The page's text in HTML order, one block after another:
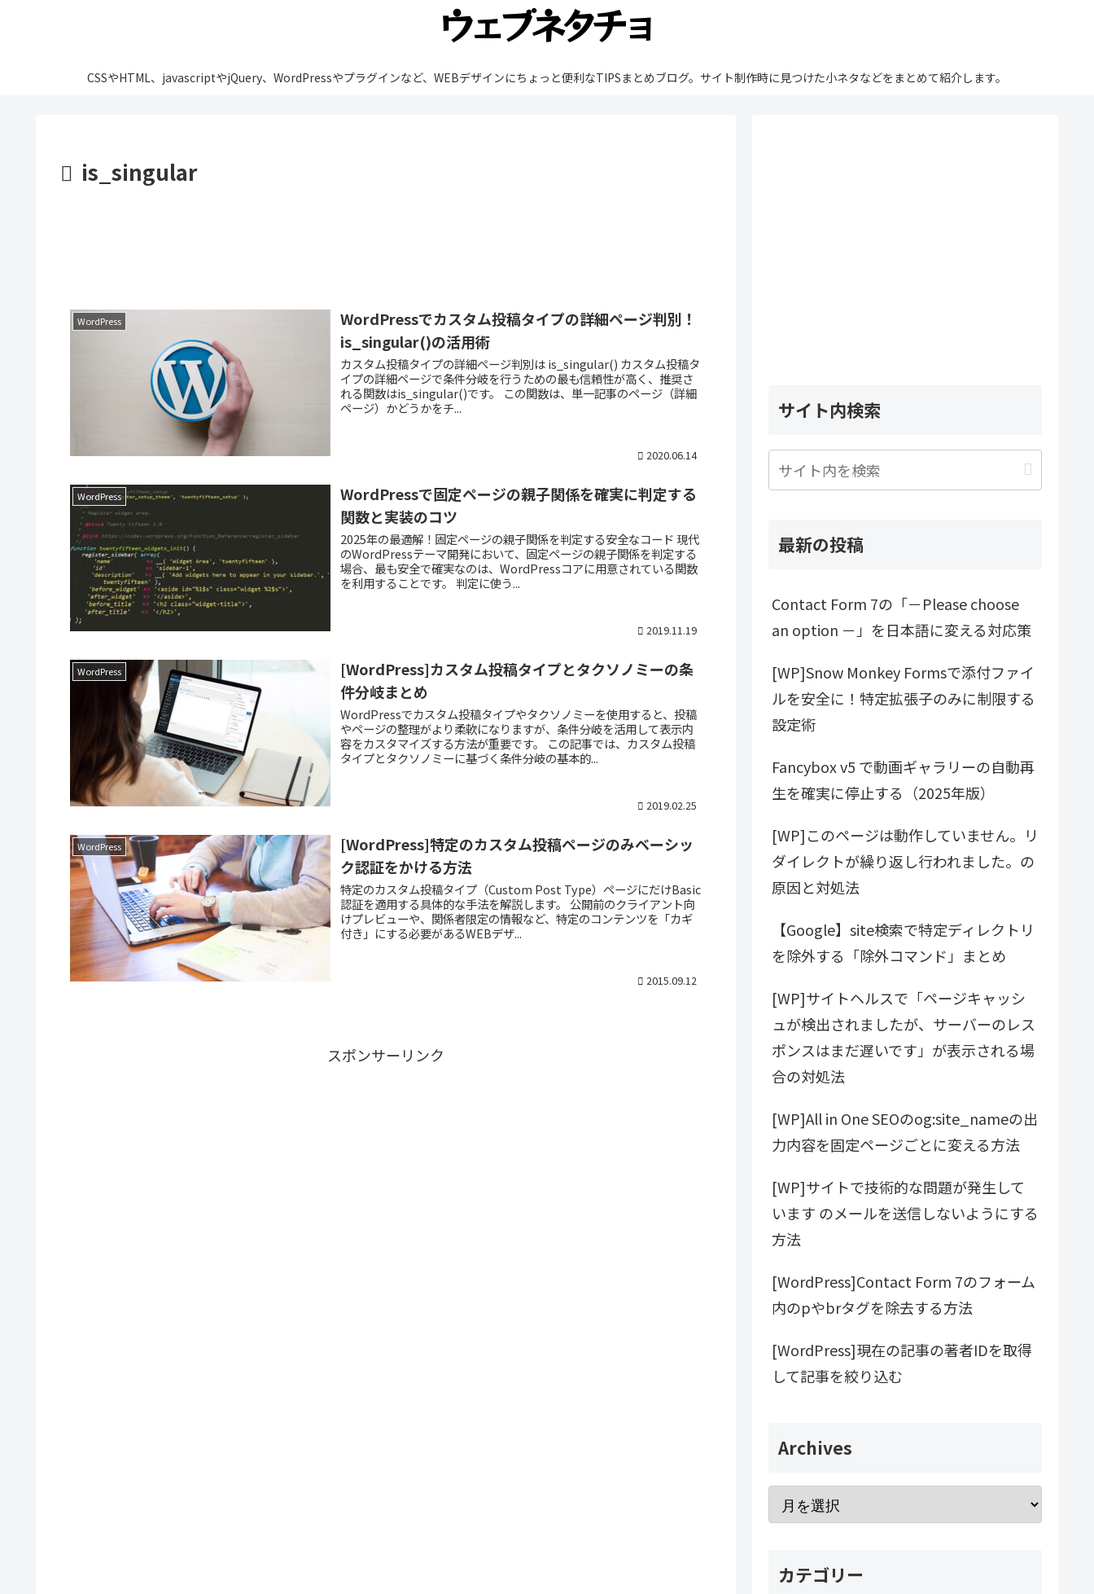
CSSやHTML、javascriptやjQuery、WordPressやプラグインなど、WEBデザインにちょっと便利なTIPSまとめブログ。サイト制作時に見つけた小ネタなどをまとめて紹介します。
is_singular
WordPress
WordPressでカスタム投稿タイプの詳細ページ判別！
is_singular()の活用術
カスタム投稿タイプの詳細ページ判別は is_singular() カスタム投稿タ
イプの詳細ページで条件分岐を行うための最も信頼性が高く、推奨さ
れる関数はis_singular()です。 この関数は、単一記事のページ（詳細
ページ）かどうかをチ...
2020.06.14
WordPress
WordPressで固定ページの親子関係を確実に判定する
関数と実装のコツ
2025年の最適解！固定ページの親子関係を判定する安全なコード 現代
のWordPressテーマ開発において、固定ページの親子関係を判定する
場合、最も安全で確実なのは、WordPressコアに用意されている関数
を利用することです。 判定に使う...
2019.11.19
WordPress
[WordPress]カスタム投稿タイプとタクソノミーの条
件分岐まとめ
WordPressでカスタム投稿タイプやタクソノミーを使用すると、投稿
やページの整理がより柔軟になりますが、条件分岐を活用して表示内
容をカスタマイズする方法が重要です。 この記事では、カスタム投稿
タイプとタクソノミーに基づく条件分岐の基本的...
2019.02.25
WordPress
[WordPress]特定のカスタム投稿ページのみベーシッ
ク認証をかける方法
特定のカスタム投稿タイプ（Custom Post Type）ページにだけBasic
認証を適用する具体的な手法を解説します。 公開前のクライアント向
けプレビューや、関係者限定の情報など、特定のコンテンツを「カギ
付き」にする必要があるWEBデザ...
2015.09.12
スポンサーリンク
サイト内検索
最新の投稿
Contact Form 7の「－Please choose
an option －」を日本語に変える対応策
[WP]Snow Monkey Formsで添付ファイ
ルを安全に！特定拡張子のみに制限する
設定術
Fancybox v5 で動画ギャラリーの自動再
生を確実に停止する（2025年版）
[WP]このページは動作していません。リ
ダイレクトが繰り返し行われました。の
原因と対処法
【Google】site検索で特定ディレクトリ
を除外する「除外コマンド」まとめ
[WP]サイトヘルスで「ページキャッシ
ュが検出されましたが、サーバーのレス
ポンスはまだ遅いです」が表示される場
合の対処法
[WP]All in One SEOのog:site_nameの出
力内容を固定ページごとに変える方法
[WP]サイトで技術的な問題が発生して
います のメールを送信しないようにする
方法
[WordPress]Contact Form 7のフォーム
内のpやbrタグを除去する方法
[WordPress]現在の記事の著者IDを取得
して記事を絞り込む
Archives
カテゴリー